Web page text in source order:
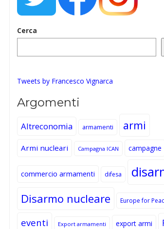
Cerca
Tweets by Francesco Vignarca
Argomenti
Altreconomia armamenti armi
Armi nucleari Campagna ICAN campagne
commercio armamenti difesa
Disarmo nucleare Europe for
eventi Export armamenti export armi